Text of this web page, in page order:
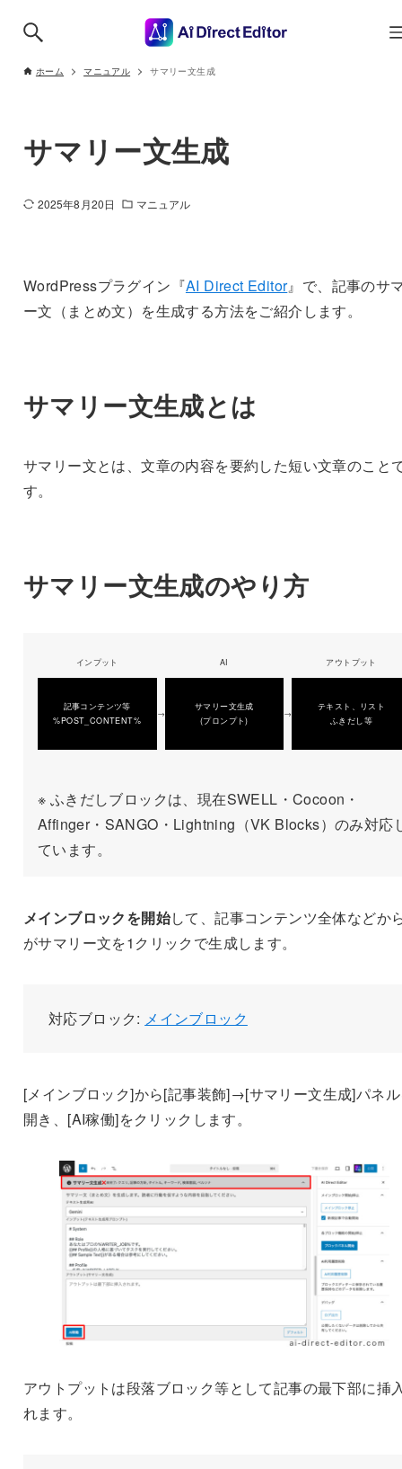
ホーム マニュアル サマリー文生成
サマリー文生成
2025年8月20日 マニュアル
WordPressプラグイン『AI Direct Editor』で、記事のサ
ー文（まとめ文）を生成する方法をご紹介します。
サマリー文生成とは
サマリー文とは、文章の内容を要約した短い文章のこと
す。
サマリー文生成のやり方
インプット
記事コンテンツ等
%POST_CONTENT%
→
AI
サマリー文生成
(プロンプト)
→
アウトプット
テキスト、リスト
ふきだし等
※ ふきだしブロックは、現在SWELL・Cocoon・
Affinger・SANGO・Lightning（VK Blocks）のみ対応
ています。
メインブロックを開始して、記事コンテンツ全体などか
がサマリー文を1クリックで生成します。
対応ブロック: メインブロック
[メインブロック]から[記事装飾]→[サマリー文生成]パネ
開き、[AI稼働]をクリックします。
アウトプットは段落ブロック等として記事の最下部に挿
れます。